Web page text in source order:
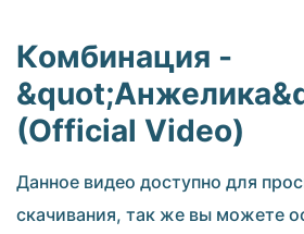
Комбинация -
(Official Video)
Данное видео доступно для
скачивания, так же вы можете